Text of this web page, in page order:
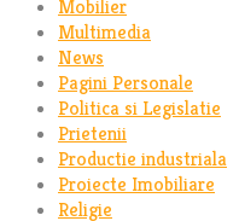
Mobilier
Multimedia
News
Pagini Personale
Politica si Legislatie
Prietenii
Productie industriala
Proiecte Imobiliare
Religie